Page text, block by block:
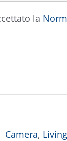
la
Camera, Living